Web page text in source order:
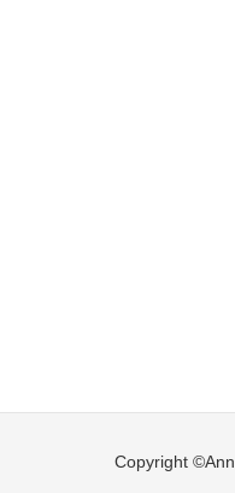
Copyright